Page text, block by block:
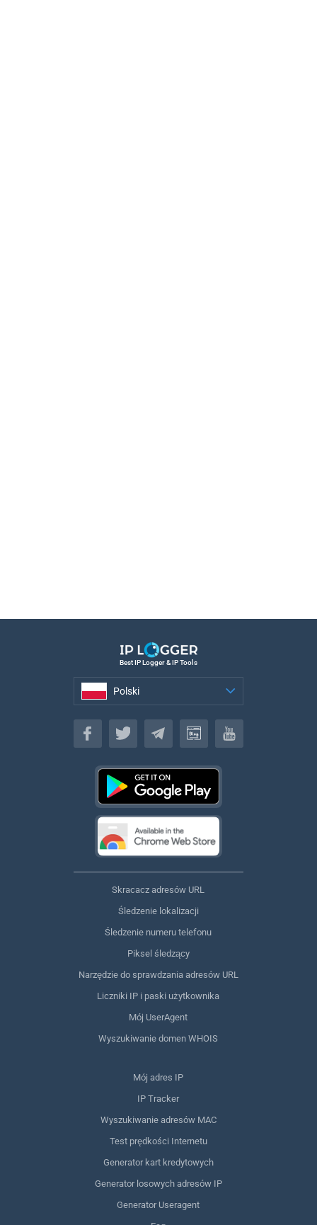
Best IP Logger & IP Tools
Polski
Polski
Skracacz adresów URL
Śledzenie lokalizacji
Śledzenie numeru telefonu
Piksel śledzący
Narzędzie do sprawdzania adresów URL
Liczniki IP i paski użytkownika
Mój UserAgent
Wyszukiwanie domen WHOIS
Mój adres IP
IP Tracker
Wyszukiwanie adresów MAC
Test prędkości Internetu
Generator kart kredytowych
Generator losowych adresów IP
Generator Useragent